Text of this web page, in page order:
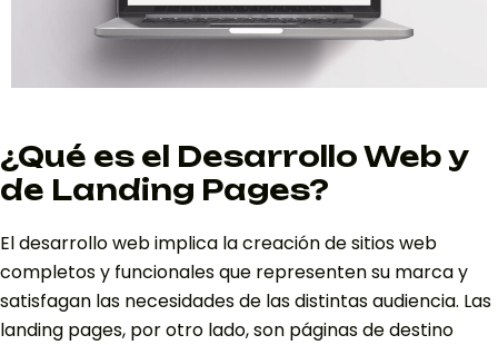
¿Qué es el Desarrollo Web y
de Landing Pages?
El desarrollo web implica la creación de sitios web
completos y funcionales que representen su marca y
satisfagan las necesidades de las distintas audiencia. Las
landing pages, por otro lado, son páginas de destino